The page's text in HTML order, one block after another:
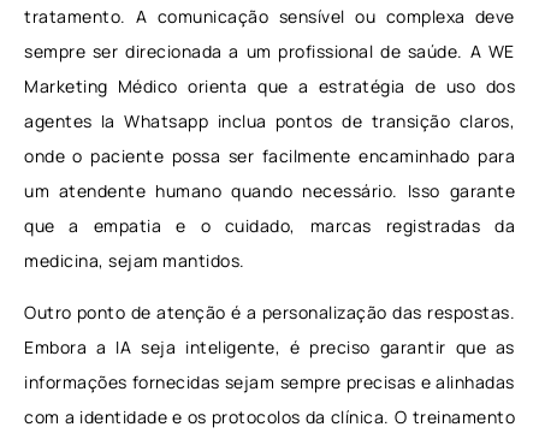
tratamento. A comunicação sensível ou complexa deve
sempre ser direcionada a um profissional de saúde. A WE
Marketing Médico orienta que a estratégia de uso dos
agentes Ia Whatsapp inclua pontos de transição claros,
onde o paciente possa ser facilmente encaminhado para
um atendente humano quando necessário. Isso garante
que a empatia e o cuidado, marcas registradas da
medicina, sejam mantidos.
Outro ponto de atenção é a personalização das respostas.
Embora a IA seja inteligente, é preciso garantir que as
informações fornecidas sejam sempre precisas e alinhadas
com a identidade e os protocolos da clínica. O treinamento